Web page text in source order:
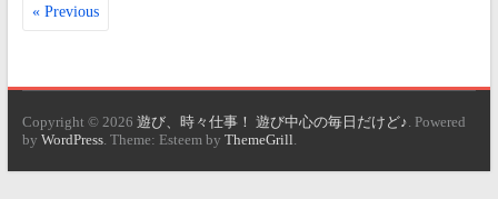
« Previous
Copyright © 2026 遊び、時々仕事！ 遊び中心の毎日だけど♪ . Powered
by WordPress. Theme: Esteem by ThemeGrill